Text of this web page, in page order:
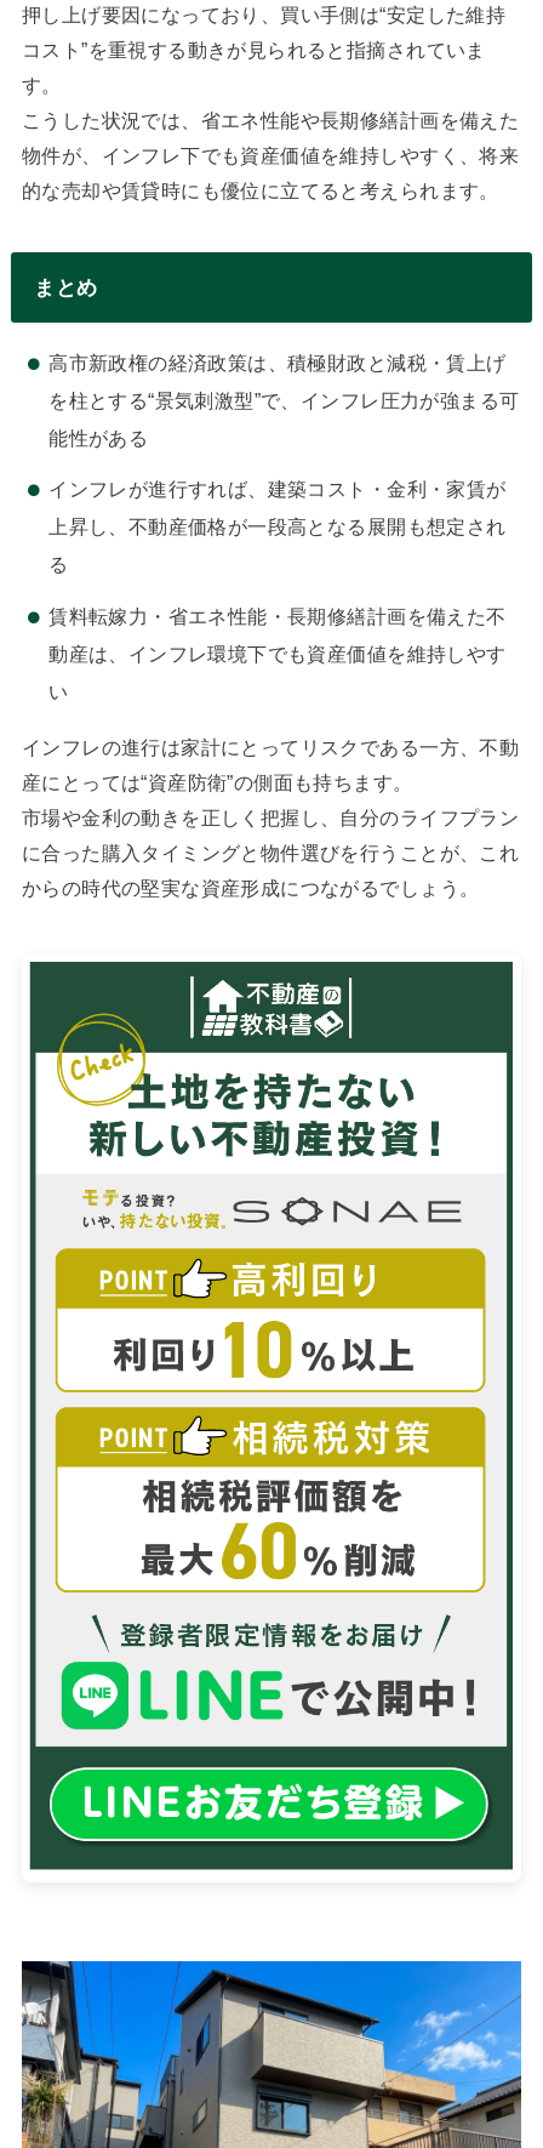
押し上げ要因になっており、買い手側は“安定した維持
コスト”を重視する動きが見られると指摘されていま
す。
こうした状況では、省エネ性能や長期修繕計画を備えた
物件が、インフレ下でも資産価値を維持しやすく、将来
的な売却や賃貸時にも優位に立てると考えられます。
まとめ
高市新政権の経済政策は、積極財政と減税・賃上げ
を柱とする“景気刺激型”で、インフレ圧力が強まる可
能性がある
インフレが進行すれば、建築コスト・金利・家賃が
上昇し、不動産価格が一段高となる展開も想定され
る
賃料転嫁力・省エネ性能・長期修繕計画を備えた不
動産は、インフレ環境下でも資産価値を維持しやす
い
インフレの進行は家計にとってリスクである一方、不動
産にとっては“資産防衛”の側面も持ちます。
市場や金利の動きを正しく把握し、自分のライフプラン
に合った購入タイミングと物件選びを行うことが、これ
からの時代の堅実な資産形成につながるでしょう。